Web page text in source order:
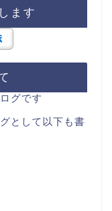
ます
グです
として以下も書